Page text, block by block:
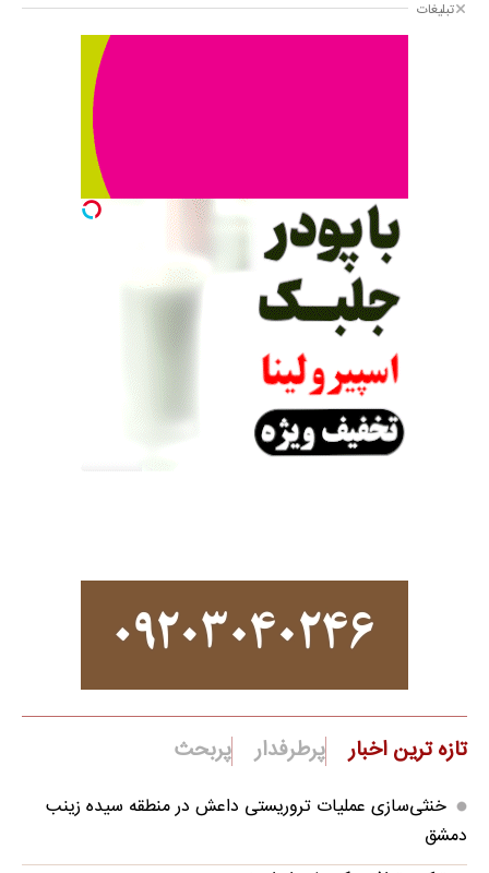
تبلیغات
تازه ترین اخبار پرطرفدار پربحث
خنثی‌سازی عملیات تروریستی داعش در منطقه سیده زینب
دمشق